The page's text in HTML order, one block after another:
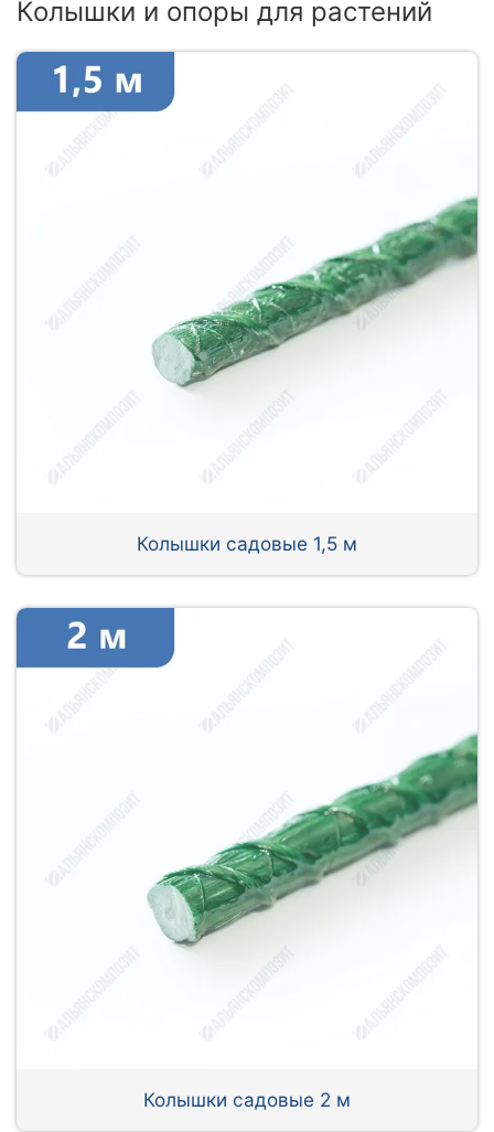
Колышки и опоры для растений
Колышки садовые 1,5 м
Колышки садовые 2 м